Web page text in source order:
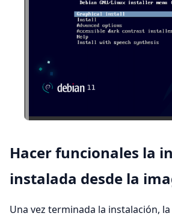
Hacer funcionales la
instalada desde la
Una vez terminada la instalación,